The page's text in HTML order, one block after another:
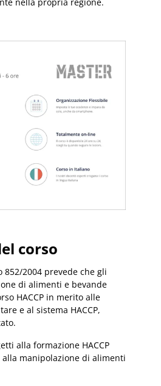
corso
2004 prevede che gli
di alimenti e bevande
HACCP in merito alle
e al sistema HACCP,
alla formazione HACCP
manipolazione di alimenti